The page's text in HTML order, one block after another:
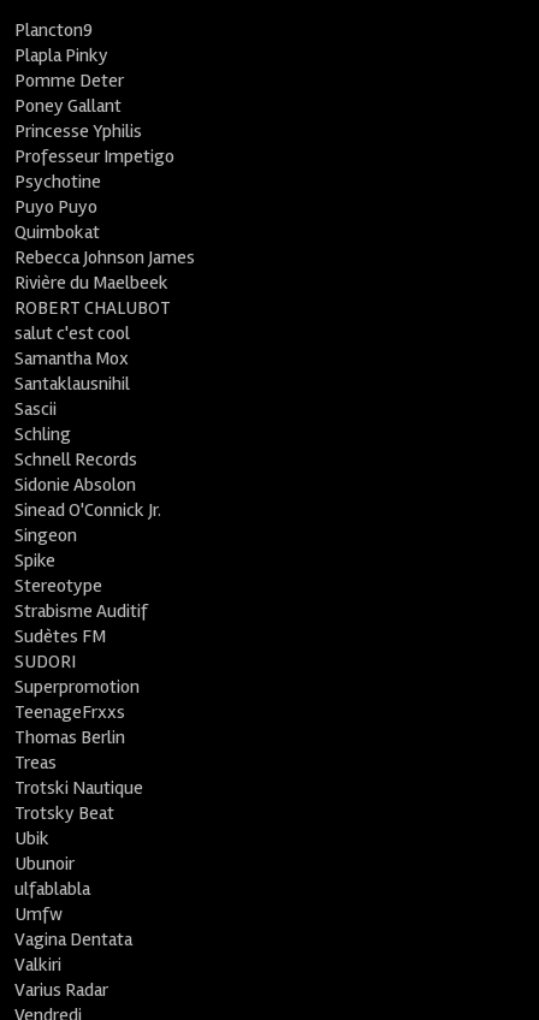
Plancton9
Plapla Pinky
Pomme Deter
Poney Gallant
Princesse Yphilis
Professeur Impetigo
Psychotine
Puyo Puyo
Quimbokat
Rebecca Johnson James
Rivière du Maelbeek
ROBERT CHALUBOT
salut c'est cool
Samantha Mox
Santaklausnihil
Sascii
Schling
Schnell Records
Sidonie Absolon
Sinead O'Connick Jr.
Singeon
Spike
Stereotype
Strabisme Auditif
Sudètes FM
SUDORI
Superpromotion
TeenageFrxxs
Thomas Berlin
Treas
Trotski Nautique
Trotsky Beat
Ubik
Ubunoir
ulfablabla
Umfw
Vagina Dentata
Valkiri
Varius Radar
Vendredi